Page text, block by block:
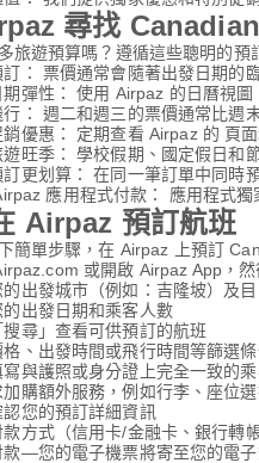
尋找
旅遊預算嗎？遵循這些聰明的預
： 票價通常會隨著出發日期的
彈性： 使用 Airpaz 的日曆視圖
： 週二和週三的票價通常比週
銷優惠： 定期查看 Airpaz 的 頁
遊旺季： 學校假期、國定假日和
更划算： 在同一筆訂單中同時
應用程式付款： 應用程式
Airpaz 預訂航班
簡單步驟，在 Airpaz 上預訂
或開啟 Airpaz App，然
出發城市（例如：吉隆坡）及
的出發日期和乘客人數
尋」查看可供預訂的航班
格、出發時間或飛行時間等篩選
與護照或身分證上完全一致的
加購額外服務，例如行李、座位
您的預訂詳細資訊
方式（信用卡/金融卡、銀行轉
款—您的電子機票將寄至您的電